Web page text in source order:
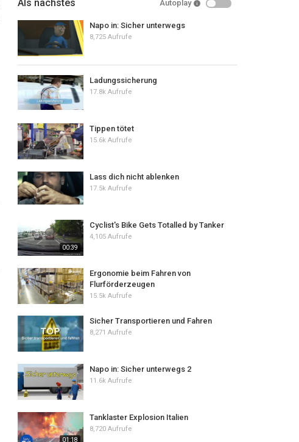
Als nächstes Autoplay
Napo in: Sicher unterwegs
8,725 Aufrufe
Ladungssicherung
17.8k Aufrufe
Tippen tötet
15.6k Aufrufe
Lass dich nicht ablenken
17.5k Aufrufe
00:39
Cyclist's Bike Gets Totalled by Tanker
4,105 Aufrufe
Ergonomie beim Fahren von
Flurförderzeugen
15.5k Aufrufe
Sicher Transportieren und Fahren
8,271 Aufrufe
Napo in: Sicher unterwegs 2
11.6k Aufrufe
01:18
Tanklaster Explosion Italien
8,720 Aufrufe